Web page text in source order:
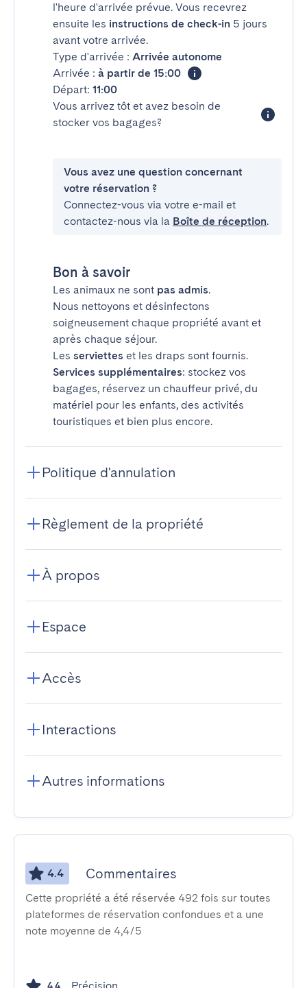
l'heure d'arrivée prévue. Vous recevrez
ensuite les instructions de check-in 5 jours
avant votre arrivée.
Type d'arrivée : Arrivée autonome
Arrivée : à partir de 15:00
Départ: 11:00
Vous arrivez tôt et avez besoin de
stocker vos bagages?
Vous avez une question concernant
votre réservation ?
Connectez-vous via votre e-mail et
contactez-nous via la Boîte de réception.
Bon à savoir
Les animaux ne sont pas admis.
Nous nettoyons et désinfectons
soigneusement chaque propriété avant et
après chaque séjour.
Les serviettes et les draps sont fournis.
Services supplémentaires: stockez vos
bagages, réservez un chauffeur privé, du
matériel pour les enfants, des activités
touristiques et bien plus encore.
Politique d'annulation
Règlement de la propriété
À propos
Espace
Accès
Interactions
Autres informations
4.4 Commentaires
Cette propriété a été réservée 492 fois sur toutes
plateformes de réservation confondues et a une
note moyenne de 4,4/5